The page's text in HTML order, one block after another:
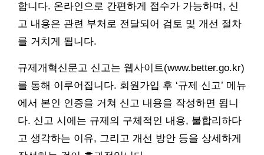
합니다. 온라인으로 간편하게 접수가 가능하며, 신
고 내용은 관련 부처로 전달되어 검토 및 개선 절차
를 거치게 됩니다.
규제개혁신문고 신고는 웹사이트(www.better.go.kr)
를 통해 이루어집니다. 회원가입 후 ‘규제 신고’ 메뉴
에서 본인 인증을 거쳐 신고 내용을 작성하면 됩니
다. 신고 시에는 규제의 구체적인 내용, 불합리하다
고 생각하는 이유, 그리고 개선 방안 등을 상세하게